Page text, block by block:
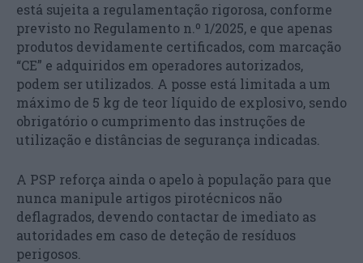
está sujeita a regulamentação rigorosa, conforme
previsto no Regulamento n.º 1/2025, e que apenas
produtos devidamente certificados, com marcação
“CE” e adquiridos em operadores autorizados,
podem ser utilizados. A posse está limitada a um
máximo de 5 kg de teor líquido de explosivo, sendo
obrigatório o cumprimento das instruções de
utilização e distâncias de segurança indicadas.
A PSP reforça ainda o apelo à população para que
nunca manipule artigos pirotécnicos não
deflagrados, devendo contactar de imediato as
autoridades em caso de deteção de resíduos
perigosos.